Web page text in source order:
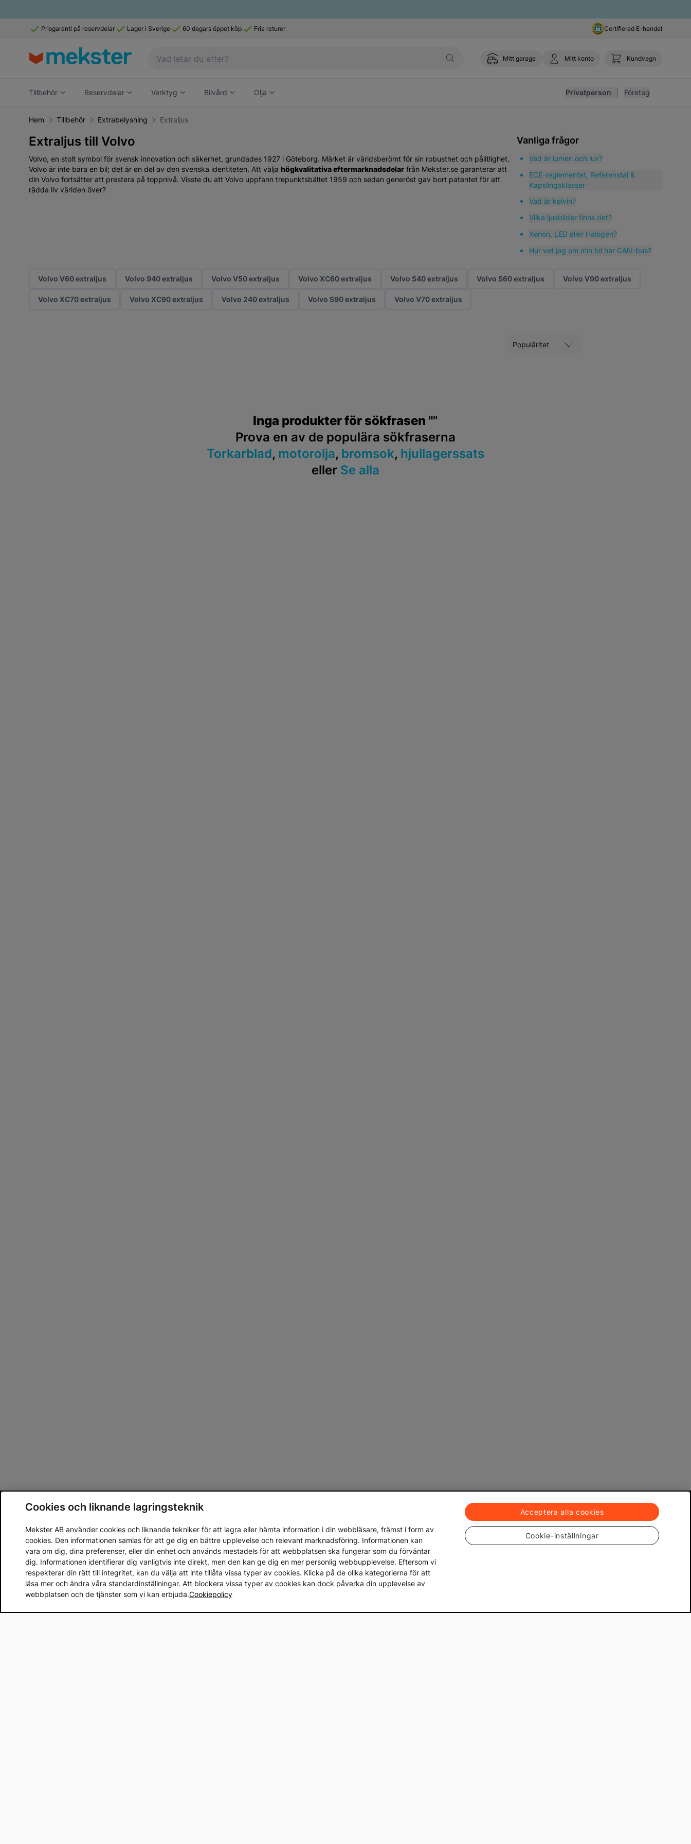
Prisgaranti på reservdelar Lager i Sverige 60 dagars öppet köp Fria returer Certifierad E-handel
Mitt garage Mitt konto Kundvagn
Tillbehör Reservdelar Verktyg Bilvård Olja Privatperson Företag
Hem Tillbehör Extrabelysning Extraljus
Extraljus till Volvo
Volvo, en stolt symbol för svensk innovation och säkerhet, grundades 1927 i Göteborg. Märket är världsberömt för sin robusthet och pålitlighet.
Volvo är inte bara en bil; det är en del av den svenska identiteten. Att välja högkvalitativa eftermarknadsdelar från Mekster.se garanterar att
din Volvo fortsätter att prestera på toppnivå. Visste du att Volvo uppfann trepunktsbältet 1959 och sedan generöst gav bort patentet för att
rädda liv världen över?
Vanliga frågor
Vad är lumen och lux?
ECE-reglementet, Referenstal &
Kapslingsklasser
Vad är kelvin?
Vilka ljusbilder finns det?
Xenon, LED eller Halogen?
Hur vet jag om min bil har CAN-bus?
Volvo V60 extraljus Volvo 940 extraljus Volvo V50 extraljus Volvo XC60 extraljus Volvo S40 extraljus Volvo S60 extraljus Volvo V90 extraljus
Volvo XC70 extraljus Volvo XC90 extraljus Volvo 240 extraljus Volvo S90 extraljus Volvo V70 extraljus
Sortera efter
Inga produkter för sökfrasen ""
Prova en av de populära sökfraserna
Torkarblad, motorolja, bromsok, hjullagerssats
eller Se alla
Cookies och liknande lagringsteknik
Mekster AB använder cookies och liknande tekniker för att lagra eller hämta information i din webbläsare, främst i form av
cookies. Den informationen samlas för att ge dig en bättre upplevelse och relevant marknadsföring. Informationen kan
vara om dig, dina preferenser, eller din enhet och används mestadels för att webbplatsen ska fungerar som du förväntar
dig. Informationen identifierar dig vanligtvis inte direkt, men den kan ge dig en mer personlig webbupplevelse. Eftersom vi
respekterar din rätt till integritet, kan du välja att inte tillåta vissa typer av cookies. Klicka på de olika kategorierna för att
läsa mer och ändra våra standardinställningar. Att blockera vissa typer av cookies kan dock påverka din upplevelse av
webbplatsen och de tjänster som vi kan erbjuda.Cookiepolicy
Acceptera alla cookies
Cookie-inställningar